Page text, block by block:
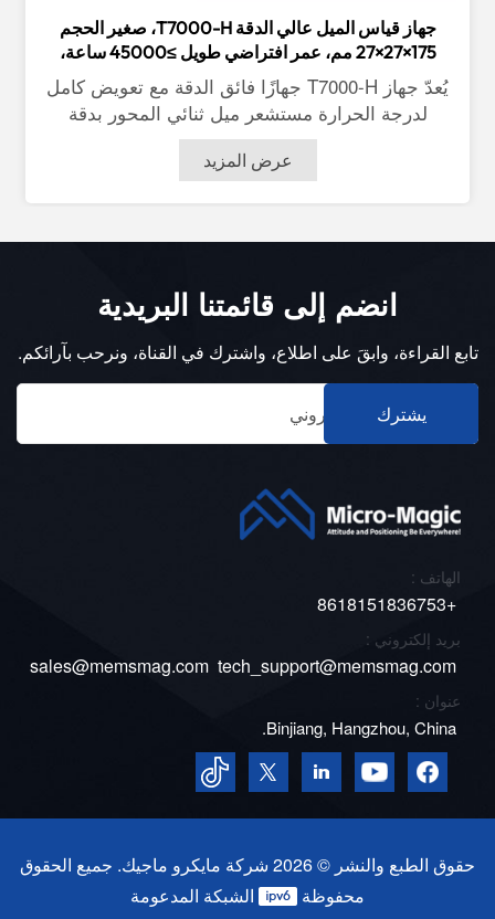
جهاز قياس الميل عالي الدقة T7000-H، صغير الحجم
175×27×27 مم، عمر افتراضي طويل ≥45000 ساعة،
مناسب للجسور والسدود وأبراج الطاقة.
يُعدّ جهاز T7000-H جهازًا فائق الدقة مع تعويض كامل
لدرجة الحرارة مستشعر ميل ثنائي المحور بدقة
0.0005 درجة، ودقة قياس 0.001 درجة، وانحراف في
درجة الحرارة 0.0005 درجة/℃تتوفر منافذ الإخراج
البيانات وتسجيلها. يتميز بسهولة التركيب دون تلامس،
التركيب. يتمتع المنتج بقدرة عالية على مقاومة التداخل
الكهرومغناطيسي الخارجي، وتحمل الصدمات
والاهتزازات القوية، مما يجعله متفوقاً بشكل ملحوظ
على المنتجات المنافسة في السوق المحلية.
عرض المزيد
انضم إلى قائمتنا البريدية
تابع القراءة، وابقَ على اطلاع، واشترك في القناة، ونرحب بآرائكم.
يشترك
الهاتف :
+8618151836753
بريد إلكتروني :
sales@memsmag.com tech_support@memsmag.com
عنوان :
Binjiang, Hangzhou, China.
حقوق الطبع والنشر © 2026 شركة مايكرو ماجيك. جميع الحقوق
محفوظة
الشبكة المدعومة